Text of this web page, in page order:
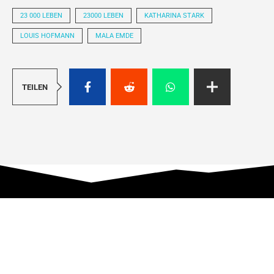
23 000 LEBEN 23000 LEBEN KATHARINA STARK
LOUIS HOFMANN MALA EMDE
TEILEN